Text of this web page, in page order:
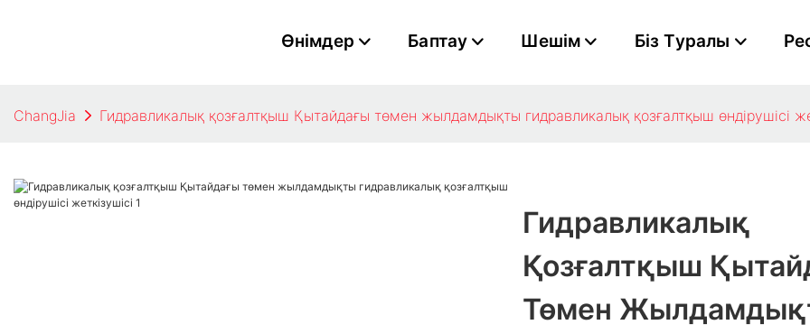
Өнімдер Баптау Шешім Біз Туралы
ChangJia Гидравликалық қозғалтқыш Қытайдағы төмен жылдамдықты гидравликалық қозғалтқыш өндірушісі​
Гидравликалық
Қозғалтқыш
Төмен